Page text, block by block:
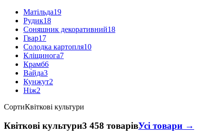
Матільда19
Рудик18
Соняшник декоративний18
Гвар17
Солодка картопля10
Кліщинога7
Крамб6
Ва́йда3
Кунжут2
Ніж2
СортиКвіткові культури
Квіткові культури3 458 товарівУсі товари →